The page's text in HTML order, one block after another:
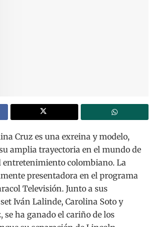
Cruz es una exreina y modelo,
amplia trayectoria en el mundo de
entretenimiento colombiano. La
presentadora en el programa
Televisión. Junto a sus
Iván Lalinde, Carolina Soto y
se ha ganado el cariño de los